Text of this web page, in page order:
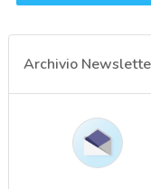
Archivio